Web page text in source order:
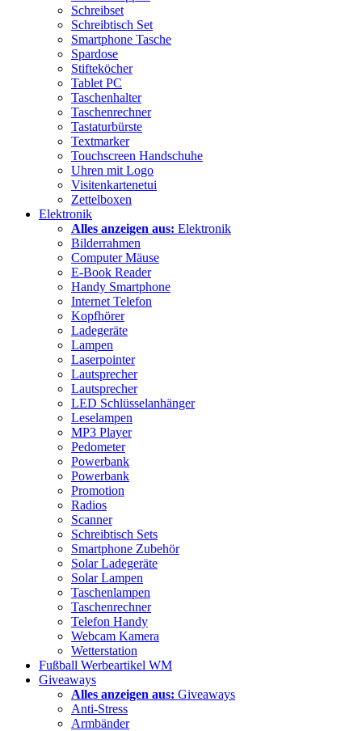
Schreibset
Schreibtisch Set
Smartphone Tasche
Spardose
Stifteköcher
Tablet PC
Taschenhalter
Taschenrechner
Tastaturbürste
Textmarker
Touchscreen Handschuhe
Uhren mit Logo
Visitenkartenetui
Zettelboxen
Elektronik
Alles anzeigen aus: Elektronik
Bilderrahmen
Computer Mäuse
E-Book Reader
Handy Smartphone
Internet Telefon
Kopfhörer
Ladegeräte
Lampen
Laserpointer
Lautsprecher
Lautsprecher
LED Schlüsselanhänger
Leselampen
MP3 Player
Pedometer
Powerbank
Powerbank
Promotion
Radios
Scanner
Schreibtisch Sets
Smartphone Zubehör
Solar Ladegeräte
Solar Lampen
Taschenlampen
Taschenrechner
Telefon Handy
Webcam Kamera
Wetterstation
Fußball Werbeartikel WM
Giveaways
Alles anzeigen aus: Giveaways
Anti-Stress
Armbänder